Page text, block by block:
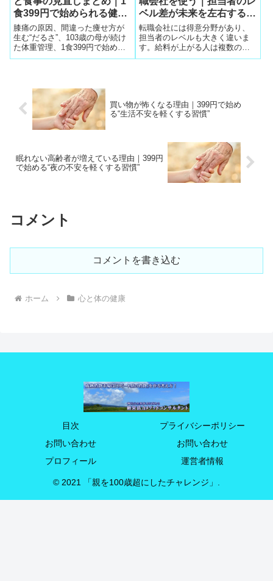
食399円で始められる健康
食と“だるくならない体重
管理”
膝痛の原因、間違った痩せ方が
生む“だるさ”、103歳の母が続け
た体重管理、1食399円で始めら
れる健康食まで、膝を守る生活
ベル差が未来を左右する理
由
転職会社には得意分野があり、
担当者のレベルも大きく違いま
す。給料が上がる人は複数の転
職会社に登録し、最適な担当者
買い物が怖くなる理由｜399円で始め
る“生活不安を軽くする習慣”
眠れない高齢者が増えている理由｜399円
で始める“夜の不安を軽くする習慣”
コメント
コメントを書き込む
ホーム 心と体の健康
目次
プライバシーポリシー
お問い合わせ
お問い合わせ
プロフィール
運営者情報
© 2021 「親を100歳超にしたチャレンジ」.